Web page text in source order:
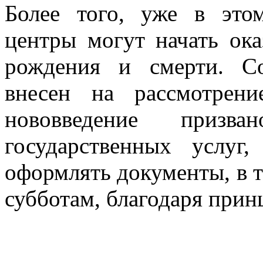
Более того, уже в
центры могут начать
рождения и смерти.
внесен на
нововведение
государственных
оформлять документы, в
субботам, благодаря